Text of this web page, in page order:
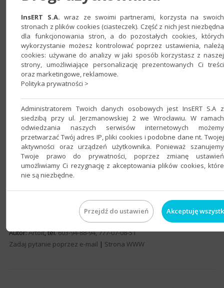
Zadaj pytanie poprzez e-mail
Artoit - Eksporter stanów magazynowychdo
programu: Subiekt GT
Eksporter stanów magazynowych umożliwi wysyłanie
informacji o dostępności towaru na serwer FTP lub na dysk
lokalny (w tym dysk sieciowy, czy np. OneDrive). Oprócz tego
może wysyłać inne informacje o towarach, jak np. wybrane
ceny, czy opisy, symbole, uwagi itp. Dzięki temu możemy
udostępnić swoim partnerom informacje o stanach
magazynowych i aktualnych cenach, a przy współpracy z
naszym innym dodatkiem mogą oni te informacje zaciągać do
swojego podmiotu! Więcej informacji na www.artoit.pl
Autor:Artoit, tel.603-94-88-94, 777-07-08-51
Zadaj pytanie poprzez e-mail | Strona WWW
InsERT S.A. wraz ze swoimi partnerami, korzysta na swoich
stronach z plików cookies (ciasteczek). Część z nich jest niezbędna
dla funkcjonowania stron, a do pozostałych cookies, których
wykorzystanie możesz kontrolować poprzez ustawienia, należą
cookies: używane do analizy w jaki sposób korzystasz z naszej
strony, umożliwiające personalizację prezentowanych Ci treści
oraz marketingowe, reklamowe.
Polityka prywatności >
Administratorem Twoich danych osobowych jest InsERT S.A z
siedzibą przy ul. Jerzmanowskiej 2 we Wrocławiu. W ramach
odwiedzania naszych serwisów internetowych możemy
przetwarzać Twój adres IP, pliki cookies i podobne dane nt. Twojej
aktywności oraz urządzeń użytkownika. Ponieważ szanujemy
Twoje prawo do prywatności, poprzez zmianę ustawień
umożliwiamy Ci rezygnację z akceptowania plików cookies, które
nie są niezbędne.
Przejdź do ustawień Akceptuję